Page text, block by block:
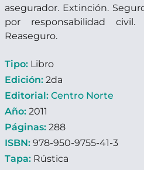
asegurador. Extinción.
por responsabilidad
Reaseguro.
Tipo: Libro
Edición: 2da
Editorial: Centro Norte
Año: 2011
Páginas: 288
ISBN: 978-950-9755-41-3
Tapa: Rústica